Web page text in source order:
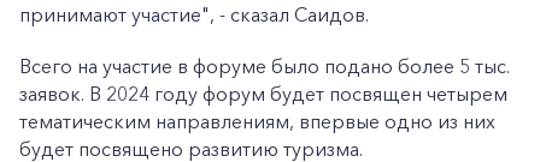
принимают участие", - сказал Саидов.
Всего на участие в форуме было подано более 5 тыс.
заявок. В 2024 году форум будет посвящен четырем
тематическим направлениям, впервые одно из них
будет посвящено развитию туризма.